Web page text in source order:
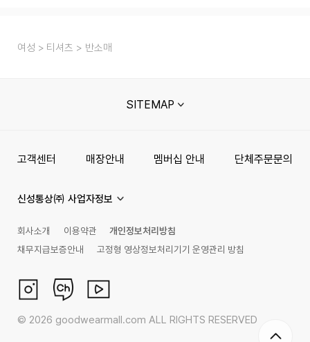
여성 티셔츠 반소매
SITEMAP
고객센터 매장안내 멤버십 안내 단체주문문의
신성통상㈜ 사업자정보
회사소개 이용약관
개인정보처리방침
채무지급보증안내
고정형 영상정보처리기기 운영관리 방침
© 2026 goodwearmall.com ALL RIGHTS RESERVED